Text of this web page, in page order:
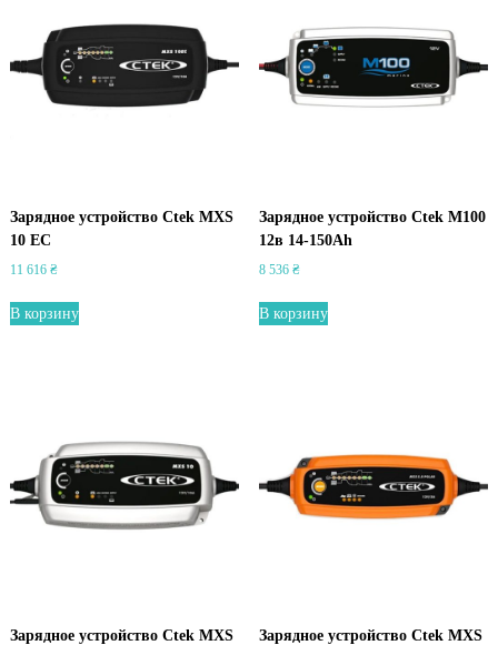
Зарядное устройство Ctek MXS
10 EC
11 616 ₴
В корзину
Зарядное устройство Ctek M100
12в 14-150Аh
8 536 ₴
В корзину
Зарядное устройство Ctek MXS
Зарядное устройство Ctek MXS